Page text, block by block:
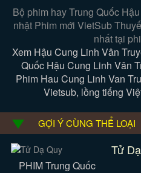
Bộ phim hay Trung Quốc
nhật Phim mới VietSub
nhất tại
Xem Hậu Cung Linh Vân
Quốc Hậu Cung Linh Vân
Phim Hau Cung Linh Van
Vietsub, lồng tiếng
GỢI Ý CÙNG THỂ LOẠI
Tử
PHIM Trung Quốc